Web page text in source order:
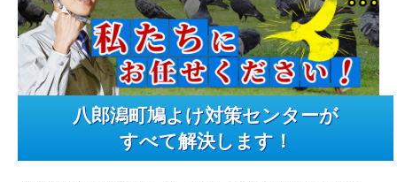
八郎潟町鳩よけ対策センターが
すべて解決します！